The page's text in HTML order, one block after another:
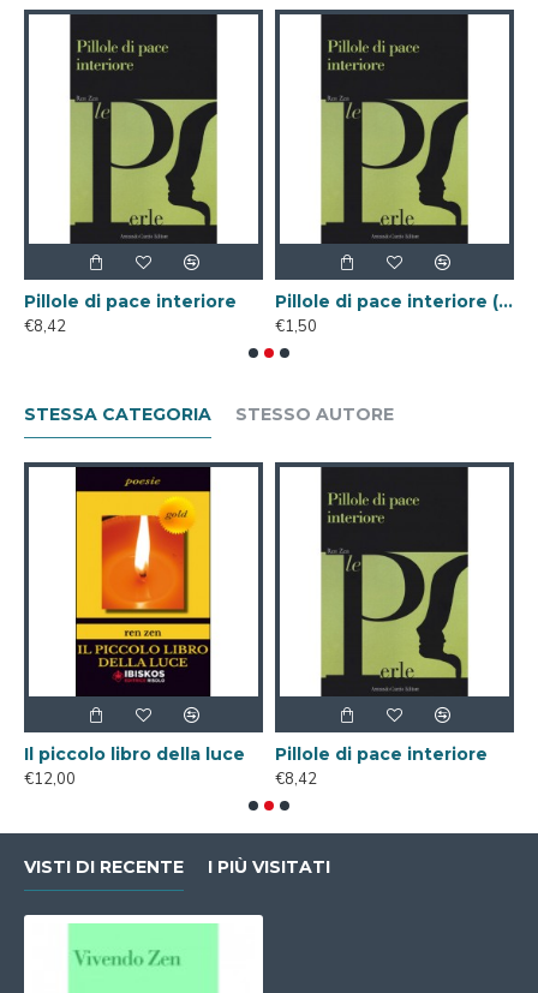
Pillole di pace interiore
€8,42
Pillole di pace interiore ( Libro Digitale )
€1,50
STESSA CATEGORIA STESSO AUTORE
Il piccolo libro della luce
€12,00
Pillole di pace interiore
€8,42
VISTI DI RECENTE I PIÙ VISITATI